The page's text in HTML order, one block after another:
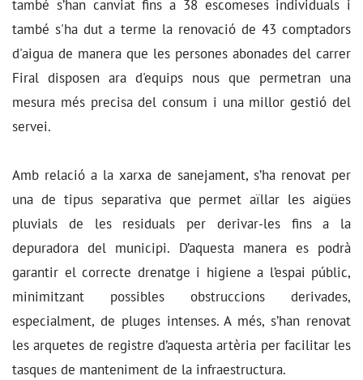
també s’han canviat fins a 38 escomeses individuals i
també s'ha dut a terme la renovació de 43 comptadors
d'aigua de manera que les persones abonades del carrer
Firal disposen ara d'equips nous que permetran una
mesura més precisa del consum i una millor gestió del
servei.
Amb relació a la xarxa de sanejament, s’ha renovat per
una de tipus separativa que permet aïllar les aigües
pluvials de les residuals per derivar-les fins a la
depuradora del municipi. D’aquesta manera es podrà
garantir el correcte drenatge i higiene a l’espai públic,
minimitzant possibles obstruccions derivades,
especialment, de pluges intenses. A més, s’han renovat
les arquetes de registre d’aquesta artèria per facilitar les
tasques de manteniment de la infraestructura.